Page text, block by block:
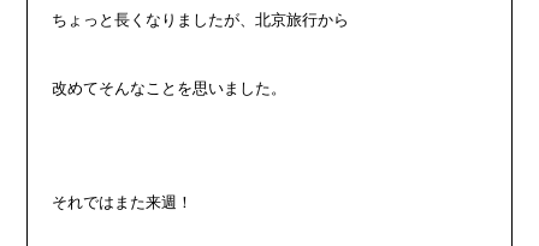
ちょっと長くなりましたが、北京旅行から
改めてそんなことを思いました。
それではまた来週！